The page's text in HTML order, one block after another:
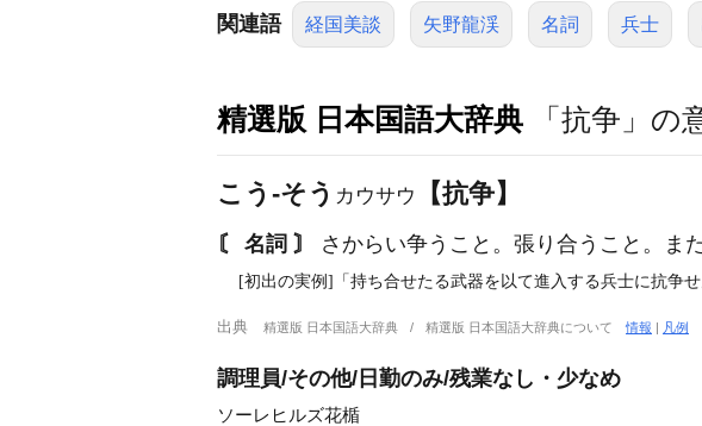
関連語 経国美談 矢野龍渓 名詞 兵士
精選版 日本国語大辞典 「抗争」の
こう‐そう カウサウ 【抗争】
〘 名詞 〙 さからい争うこと。張り合うこと。ま
[初出の実例]「持ち合せたる武器を以て進入する兵士に抗争
出典 精選版 日本国語大辞典 精選版 日本国語大辞典について情報 | 凡例
調理員/その他/日勤のみ/残業なし・少なめ
ソーレヒルズ花楯